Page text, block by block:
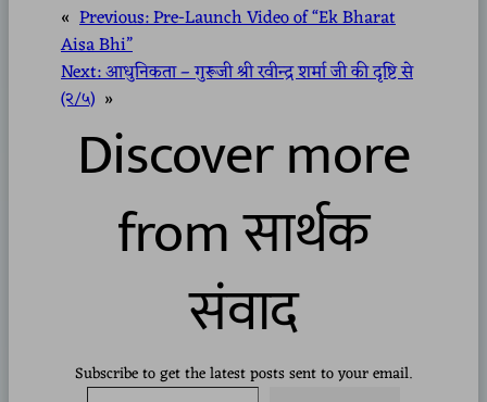
« Previous:Pre-Launch Video of “Ek Bharat
Aisa Bhi”
Next:आधुनिकता – गुरूजी श्री रवीन्द्र शर्मा जी की दृष्टि से
(२/५) »
Discover more
from सार्थक
संवाद
Subscribe to get the latest posts sent to your email.
Type your email…